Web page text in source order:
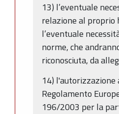
13) l’eventuale
relazione al proprio
l’eventuale
norme, che
riconosciuta, da
14)
Regolamento
196/2003 per la